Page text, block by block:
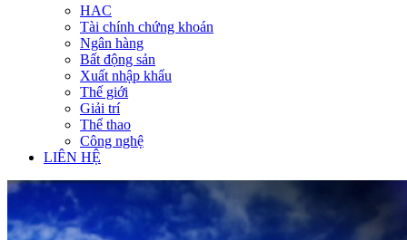
HAC
Tài chính chứng khoán
Ngân hàng
Bất động sản
Xuất nhập khẩu
Thế giới
Giải trí
Thể thao
Công nghệ
LIÊN HỆ